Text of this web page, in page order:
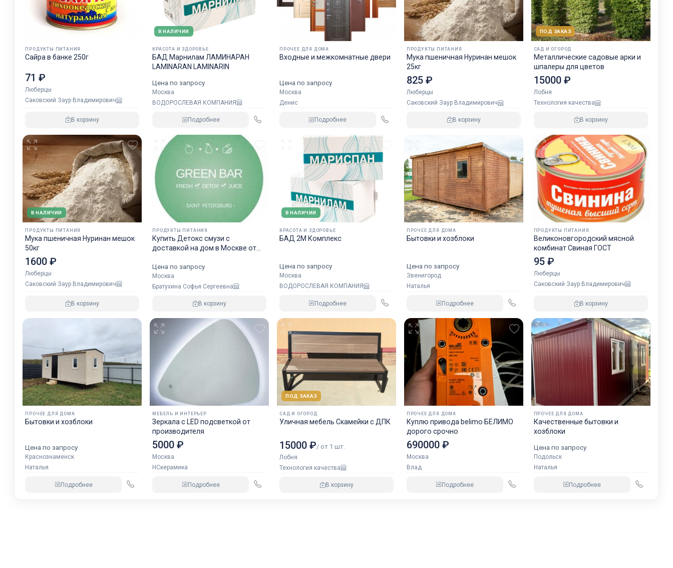
ПРОДУКТЫ ПИТАНИЯ
Сайра в банке 250г
71 ₽
Люберцы
Саковский Заур Владимирович
В корзину
В НАЛИЧИИ
КРАСОТА И ЗДОРОВЬЕ
БАД Марнилам ЛАМИНАРАН
LAMINARAN LAMINARIN
Цена по запросу
Москва
ВОДОРОСЛЕВАЯ КОМПАНИЯ
Подробнее
ПРОЧЕЕ ДЛЯ ДОМА
Входные и межкомнатные двери
Цена по запросу
Москва
Денис
Подробнее
ПРОДУКТЫ ПИТАНИЯ
Мука пшеничная Нуринан мешок
25кг
825 ₽
Люберцы
Саковский Заур Владимирович
В корзину
ПОД ЗАКАЗ
САД И ОГОРОД
Металлические садовые арки и
шпалеры для цветов
15000 ₽
Лобня
Технология качества
В корзину
В НАЛИЧИИ
ПРОДУКТЫ ПИТАНИЯ
Мука пшеничная Нуринан мешок
50кг
1600 ₽
Люберцы
Саковский Заур Владимирович
В корзину
ПРОДУКТЫ ПИТАНИЯ
Купить Детокс смузи с
доставкой на дом в Москве от
Цена по запросу
Москва
Братухина Софья Сергеевна
В корзину
В НАЛИЧИИ
КРАСОТА И ЗДОРОВЬЕ
БАД 2М Комплекс
Цена по запросу
Москва
ВОДОРОСЛЕВАЯ КОМПАНИЯ
Подробнее
ПРОЧЕЕ ДЛЯ ДОМА
Бытовки и хозблоки
Цена по запросу
Звенигород
Наталья
Подробнее
ПРОДУКТЫ ПИТАНИЯ
Великоновгородский мясной
комбинат Свиная ГОСТ
95 ₽
Люберцы
Саковский Заур Владимирович
В корзину
ПРОЧЕЕ ДЛЯ ДОМА
Бытовки и хозблоки
Цена по запросу
Краснознаменск
Наталья
Подробнее
МЕБЕЛЬ И ИНТЕРЬЕР
Зеркала с LED подсветкой от
производителя
5000 ₽
Москва
НСкерамика
Подробнее
ПОД ЗАКАЗ
САД И ОГОРОД
Уличная мебель Скамейки с ДПК
15000 ₽/ от 1 шт.
Лобня
Технология качества
В корзину
ПРОЧЕЕ ДЛЯ ДОМА
Куплю привода belimo БЕЛИМО
дорого срочно
690000 ₽
Москва
Влад
Подробнее
ПРОЧЕЕ ДЛЯ ДОМА
Качественные бытовки и
хозблоки
Цена по запросу
Подольск
Наталья
Подробнее